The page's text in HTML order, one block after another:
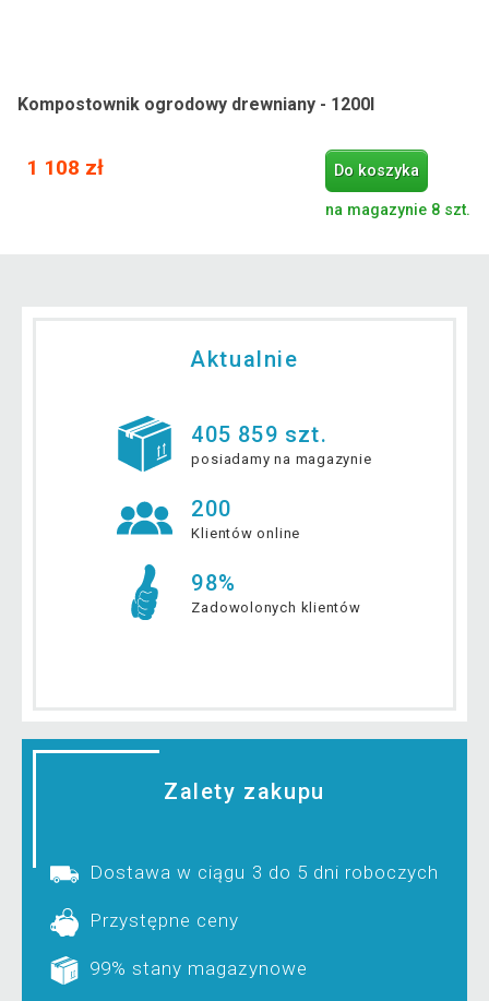
Kompostownik ogrodowy drewniany - 1200l
1 108 zł Do koszyka
na magazynie 8 szt.
Aktualnie
405 859 szt.
posiadamy na magazynie
200
Klientów online
98%
Zadowolonych klientów
Zalety zakupu
Dostawa w ciągu 3 do 5 dni roboczych
Przystępne ceny
99% stany magazynowe